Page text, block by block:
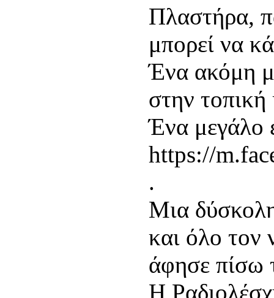
Πλαστήρα,
μπορεί να
Ένα ακόμη
στην τοπική
Ένα μεγάλο
https://
.
Μια
και όλο τον
άφησε πίσω
Η